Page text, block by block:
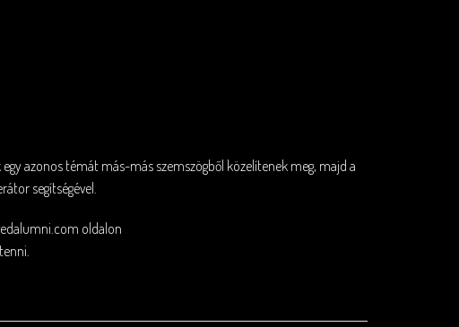
azonos témát más-más szemszögből közelítenek meg, majd a
segítségével.
oldalon